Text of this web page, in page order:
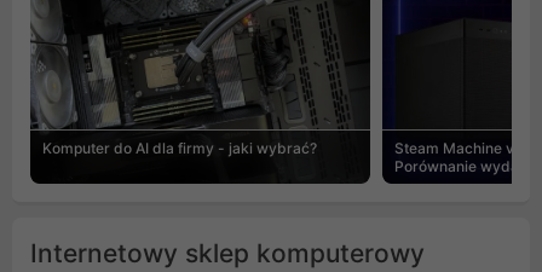
Komputer do AI dla firmy - jaki wybrać?
Steam Machine vs
Porównanie
Internetowy sklep komputerowy